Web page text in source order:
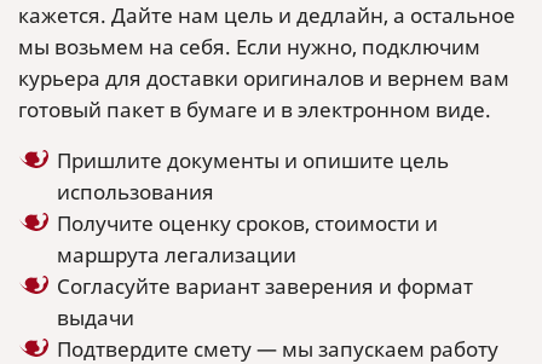
кажется. Дайте нам цель и дедлайн, а остальное
мы возьмем на себя. Если нужно, подключим
курьера для доставки оригиналов и вернем вам
готовый пакет в бумаге и в электронном виде.
Пришлите документы и опишите цель
использования
Получите оценку сроков, стоимости и
маршрута легализации
Согласуйте вариант заверения и формат
выдачи
Подтвердите смету — мы запускаем работу